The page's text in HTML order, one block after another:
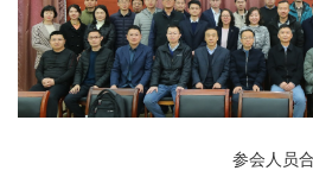
参会人员